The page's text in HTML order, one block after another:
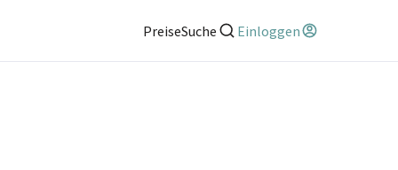
PreiseSuche Einloggen